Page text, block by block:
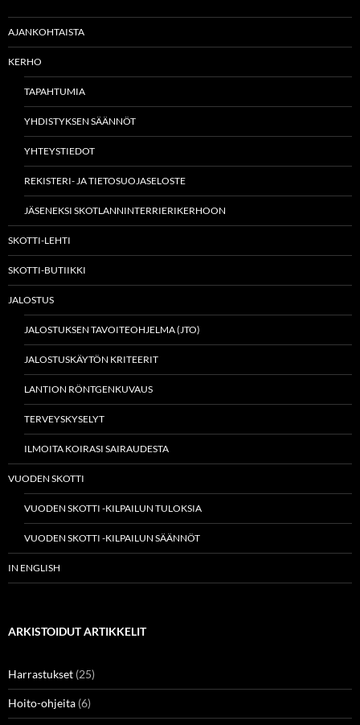
AJANKOHTAISTA
KERHO
TAPAHTUMIA
YHDISTYKSEN SÄÄNNÖT
YHTEYSTIEDOT
REKISTERI- JA TIETOSUOJASELOSTE
JÄSENEKSI SKOTLANNINTERRIERIKERHOON
SKOTTI-LEHTI
SKOTTI-BUTIIKKI
JALOSTUS
JALOSTUKSEN TAVOITEOHJELMA (JTO)
JALOSTUSKÄYTÖN KRITEERIT
LANTION RÖNTGENKUVAUS
TERVEYSKYSELYT
ILMOITA KOIRASI SAIRAUDESTA
VUODEN SKOTTI
VUODEN SKOTTI -KILPAILUN TULOKSIA
VUODEN SKOTTI -KILPAILUN SÄÄNNÖT
IN ENGLISH
ARKISTOIDUT ARTIKKELIT
Harrastukset (25)
Hoito-ohjeita (6)